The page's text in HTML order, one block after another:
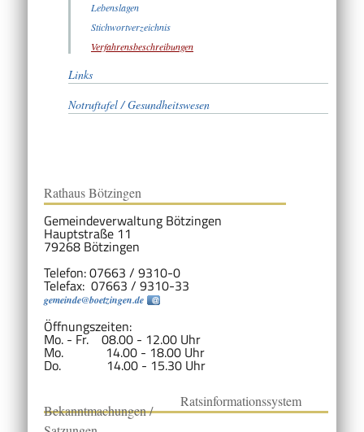
Lebenslagen
Stichwortverzeichnis
Verfahrensbeschreibungen
Links
Notruftafel / Gesundheitswesen
Rathaus Bötzingen
Gemeindeverwaltung Bötzingen
Hauptstraße 11
79268 Bötzingen
Telefon: 07663 / 9310-0
Telefax: 07663 / 9310-33
gemeinde@boetzingen.de
Öffnungszeiten:
Mo. - Fr. 08.00 - 12.00 Uhr
Mo. 14.00 - 18.00 Uhr
Do. 14.00 - 15.30 Uhr
Bekanntmachungen /
Ratsinformationssystem